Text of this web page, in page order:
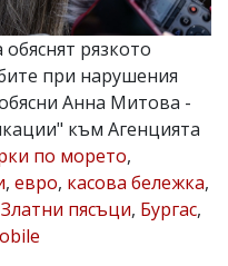
рязкото
при нарушения
Анна Митова -
към Агенцията
по морето,
, евро, касова бележка,
Златни пясъци, Бургас,